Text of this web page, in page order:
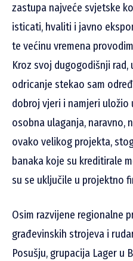
zastupa najveće svjetske
isticati, hvaliti i javno
te većinu vremena
Kroz svoj dugogodišnji
odricanje stekao sam
dobroj vjeri i namjeri
osobna ulaganja, naravno,
ovako velikog projekta,
banaka koje su kreditirale
su se uključile u projektno
Osim razvijene regionalne
građevinskih strojeva i
Posušju, grupacija Lager u